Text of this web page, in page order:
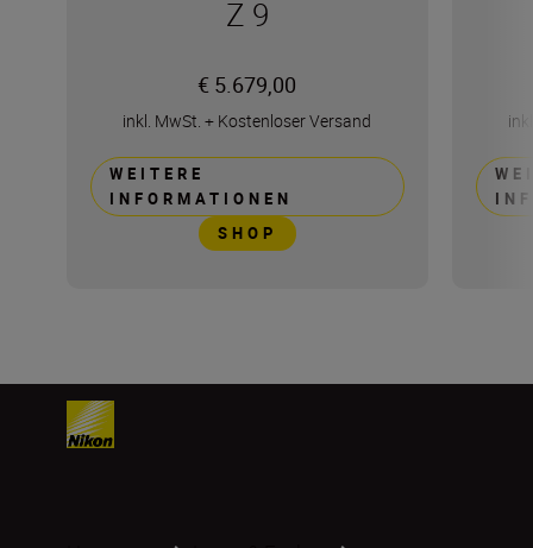
Z 9
€ 5.679,00
inkl. MwSt. + Kostenloser Versand
WEITERE
INFORMATIONEN
SHOP